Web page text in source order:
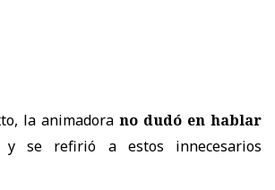
la animadora no dudó en hablar
se refirió a estos innecesarios